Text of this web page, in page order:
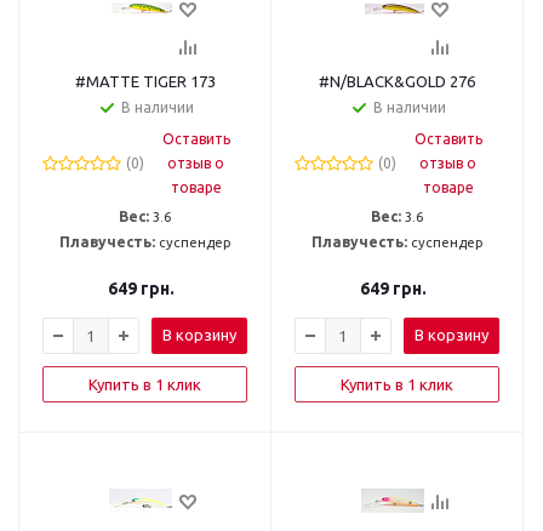
#MATTE TIGER 173
В наличии
(0)
Оставить
отзыв о
товаре
Вес: 3.6
Плавучесть: суспендер
649грн.
В корзину
Купить в 1 клик
#N/BLACK&GOLD 276
В наличии
(0)
Оставить
отзыв о
товаре
Вес: 3.6
Плавучесть: суспендер
649грн.
В корзину
Купить в 1 клик